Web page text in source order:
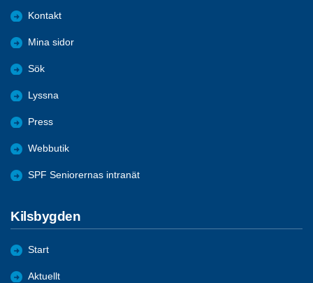
Kontakt
Mina sidor
Sök
Lyssna
Press
Webbutik
SPF Seniorernas intranät
Kilsbygden
Start
Aktuellt